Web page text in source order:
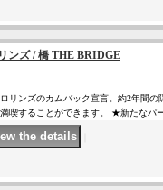
ンズ / 橋 THE BRIDGE
リンズのカムバック宣言。約2年間の
喫することができます。 ★新たなパ